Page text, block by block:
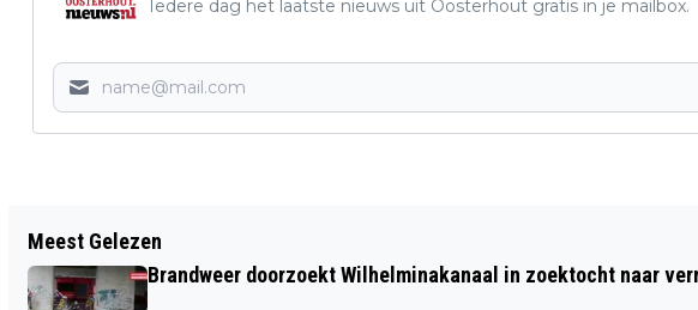
Iedere dag het laatste nieuws uit Oosterhout gratis in je mailbox.
MELD JE AAN VOOR EEN
REANIMATIECURSUS VAN OOSTERHOUT
Meest Gelezen
Brandweer doorzoekt Wilhelminakanaal in zoektocht naar